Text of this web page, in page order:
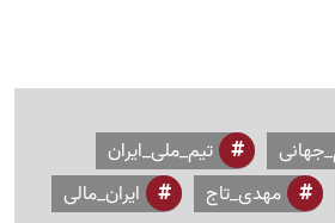
تیم_ملی_ایران
مهدی_تاج ایران_مالی